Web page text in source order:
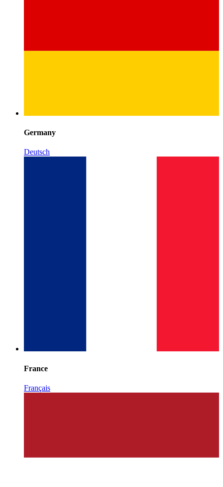
Germany
Deutsch
France
Français